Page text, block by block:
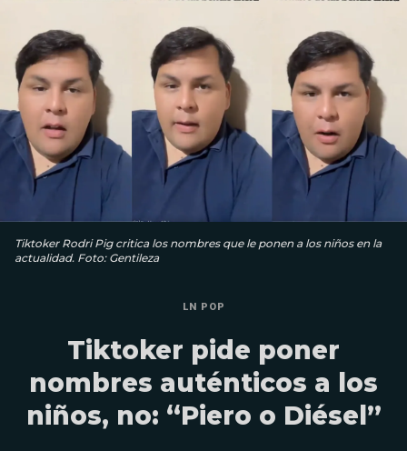
Tiktoker Rodri Pig critica los nombres que le ponen a los niños en la
actualidad. Foto: Gentileza
LN POP
Tiktoker pide poner
nombres auténticos a los
niños, no: “Piero o Diésel”